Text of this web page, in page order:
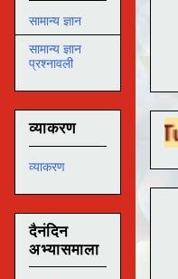
Tube
सामान्य ज्ञान
सामान्य ज्ञान
प्रश्नावली
व्याकरण
व्याकरण
दैनंदिन
अभ्यासमाला